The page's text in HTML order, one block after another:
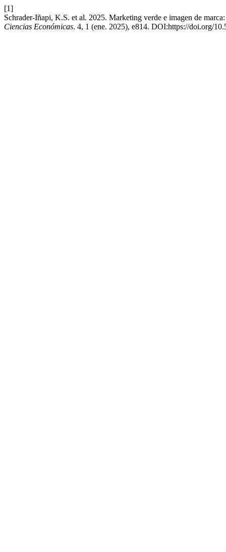
[1]
Schrader-Iñapi, K.S. et al. 2025. Marketing verde e imagen de
Ciencias Económicas. 4, 1 (ene. 2025), e814. DOI:https://doi.org/